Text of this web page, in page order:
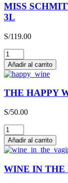
MISS
3L
S/119.00
MISS
SCHMITT
LIEBFRAUMILCH
QBA
CAJA
x
cantidad
Añadir al carrito
THE HAPPY
S/50.00
THE
HAPPY
WINE
cantidad
Añadir al carrito
WINE IN THE